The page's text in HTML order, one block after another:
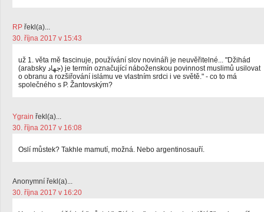
RP řekl(a)...
30. října 2017 v 15:43
už 1. věta mě fascinuje, používání slov novináři je neuvěřitelné... "Džihád
(arabsky جهاد‎‎) je termín označující náboženskou povinnost muslimů usilovat
o obranu a rozšiřování islámu ve vlastním srdci i ve světě." - co to má
společného s P. Žantovským?
Ygrain řekl(a)...
30. října 2017 v 16:08
Oslí můstek? Takhle mamutí, možná. Nebo argentinosauří.
Anonymní řekl(a)...
30. října 2017 v 16:20